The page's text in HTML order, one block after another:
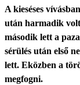
A kieséses
után harmadik
második lett a
sérülés után első
lett. Eközben a
megfogni.